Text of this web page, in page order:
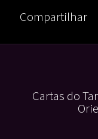
Compartilhar
Cartas do